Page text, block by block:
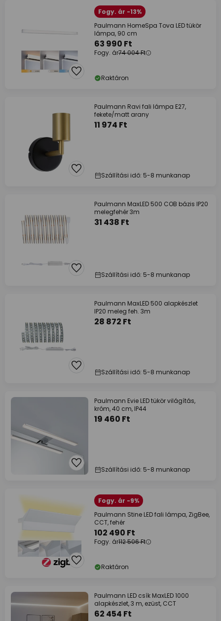
Fogy. ár -13%
Paulmann HomeSpa Tova LED tükör
lámpa, 90 cm
63 990 Ft
Fogy. ár74 004 Ft
Raktáron
Paulmann Ravi fali lámpa E27,
fekete/matt arany
11 974 Ft
Szállítási idő: 5-8 munkanap
Paulmann MaxLED 500 COB bázis IP20
melegfehér 3m
31 438 Ft
Szállítási idő: 5-8 munkanap
Paulmann MaxLED 500 alapkészlet
IP20 meleg feh. 3m
28 872 Ft
Szállítási idő: 5-8 munkanap
Paulmann Evie LED tükör világítás,
króm, 40 cm, IP44
19 460 Ft
Szállítási idő: 5-8 munkanap
Fogy. ár -9%
Paulmann Stine LED fali lámpa, ZigBee,
CCT, fehér
102 490 Ft
Fogy. ár112 506 Ft
Raktáron
Paulmann LED csík MaxLED 1000
alapkészlet, 3 m, ezüst, CCT
62 454 Ft